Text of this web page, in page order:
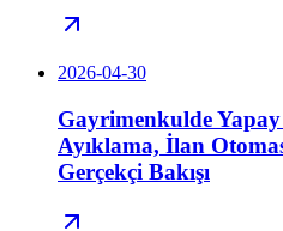
2026-04-30
Gayrimenkulde
Ayıklama, İlan
Gerçekçi Bakışı